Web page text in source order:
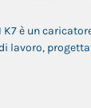
K7 è un
di lavoro,